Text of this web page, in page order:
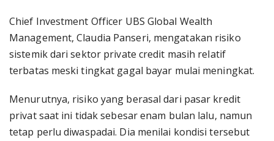
Chief Investment Officer UBS Global Wealth
Management, Claudia Panseri, mengatakan risiko
sistemik dari sektor private credit masih relatif
terbatas meski tingkat gagal bayar mulai meningkat.
Menurutnya, risiko yang berasal dari pasar kredit
privat saat ini tidak sebesar enam bulan lalu, namun
tetap perlu diwaspadai. Dia menilai kondisi tersebut